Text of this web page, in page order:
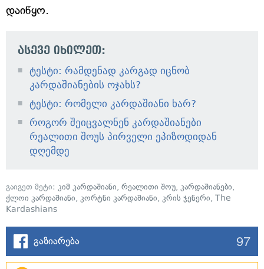
დაიწყო.
ასევე იხილეთ:
ტესტი: რამდენად კარგად იცნობ
კარდაშიანების ოჯახს?
ტესტი: რომელი კარდაშიანი ხარ?
როგორ შეიცვალნენ კარდაშიანები
რეალითი შოუს პირველი ეპიზოდიდან
დღემდე
გაიგეთ მეტი: კიმ კარდაშიანი, რეალითი შოუ, კარდაშიანები,
ქლოი კარდაშიანი, კორტნი კარდაშიანი, კრის ჯენერი, The
Kardashians
გაზიარება 97